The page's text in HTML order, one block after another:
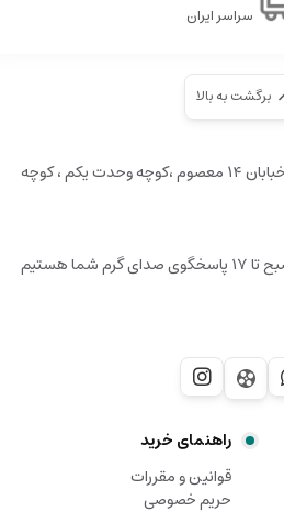
سراسر ایران
برگشت به بالا
تهران ،مهرآباد ، ۴۵ متری زرند ، خبابان ۱۴ معصوم ،کوچه وحدت یکم ، کوچه
راهنمای خرید
قوانین و مقررات
حریم خصوصی